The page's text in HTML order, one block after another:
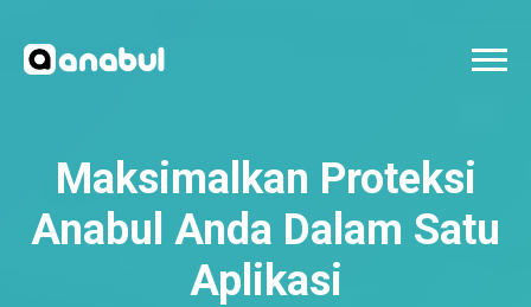
Maksimalkan Proteksi
Anabul Anda Dalam Satu
Aplikasi